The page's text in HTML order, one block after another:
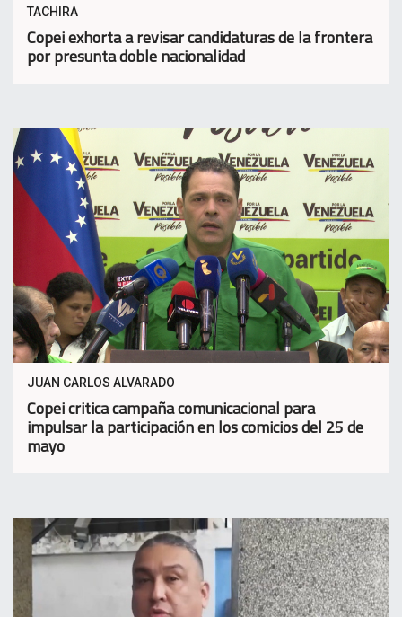
TACHIRA
Copei exhorta a revisar candidaturas de la frontera
por presunta doble nacionalidad
JUAN CARLOS ALVARADO
Copei critica campaña comunicacional para
impulsar la participación en los comicios del 25 de
mayo